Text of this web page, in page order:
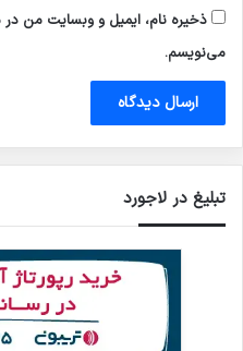
ذخیره نام، ایمیل و وبسایت من در
می‌نویسم.
تبلیغ در لاجورد